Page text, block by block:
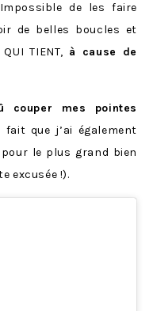
de les faire
de belles boucles et
TIENT, à cause de
couper mes pointes
que j’ai également
le plus grand bien
excusée !).